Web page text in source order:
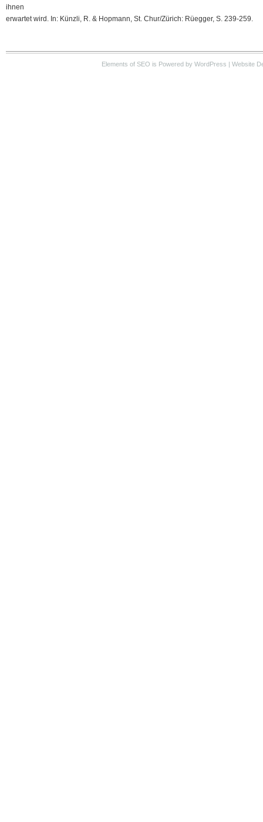
ihnen
erwartet wird. In: Künzli, R. & Hopmann, St. Chur/Zürich: Rüegger, S. 239-259.
Elements of SEO is Powered by WordPress | Website